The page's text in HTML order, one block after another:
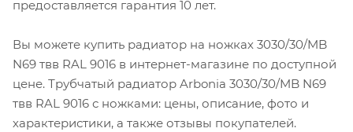
предоставляется гарантия 10 лет.
Вы можете купить радиатор на ножках 3030/30/MB
N69 твв RAL 9016 в интернет-магазине по доступной
цене. Трубчатый радиатор Arbonia 3030/30/MB N69
твв RAL 9016 с ножками: цены, описание, фото и
характеристики, а также отзывы покупателей.